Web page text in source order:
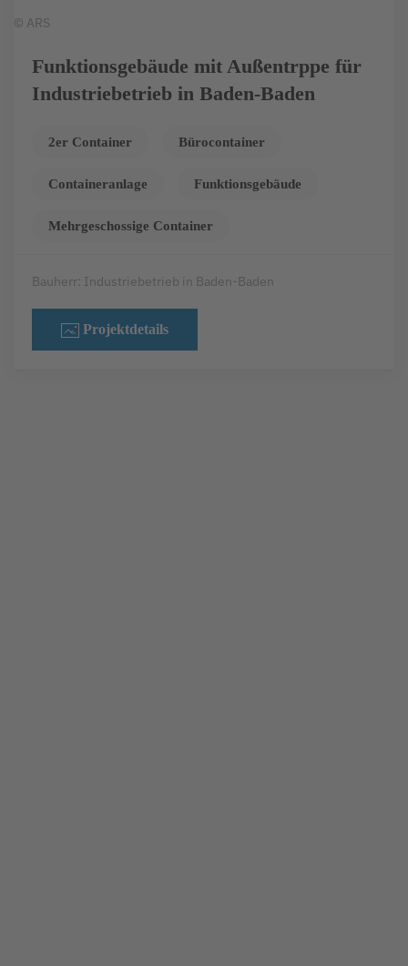
© ARS
Funktionsgebäude mit Außentrppe für
Industriebetrieb in Baden-Baden
2er Container Bürocontainer
Containeranlage Funktionsgebäude
Mehrgeschossige Container
Bauherr: Industriebetrieb in Baden-Baden
Projektdetails